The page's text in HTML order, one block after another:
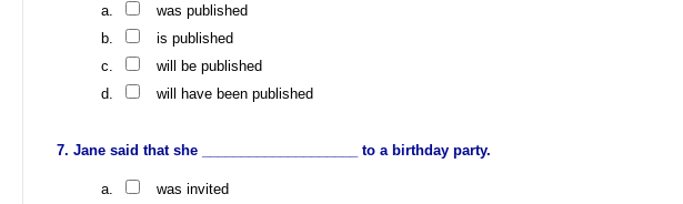
was published
is published
will be published
will have been published
Jane said that she ____________________ to a birthday party.
was invited